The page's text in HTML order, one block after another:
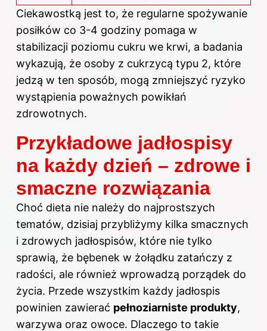
Ciekawostką jest to, że regularne spożywanie
posiłków co 3-4 godziny pomaga w
stabilizacji poziomu cukru we krwi, a badania
wykazują, że osoby z cukrzycą typu 2, które
jedzą w ten sposób, mogą zmniejszyć ryzyko
wystąpienia poważnych powikłań
zdrowotnych.
Przykładowe jadłospisy
na każdy dzień – zdrowe i
smaczne rozwiązania
Choć dieta nie należy do najprostszych
tematów, dzisiaj przybliżymy kilka smacznych
i zdrowych jadłospisów, które nie tylko
sprawią, że bębenek w żołądku zatańczy z
radości, ale również wprowadzą porządek do
życia. Przede wszystkim każdy jadłospis
powinien zawierać pełnoziarniste produkty,
warzywa oraz owoce. Dlaczego to takie